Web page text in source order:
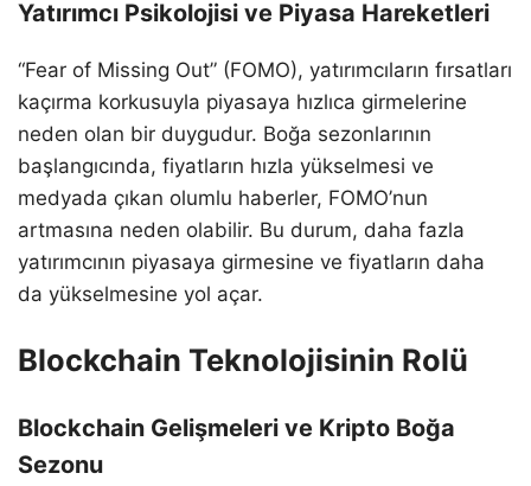
Yatırımcı Psikolojisi ve Piyasa Hareketleri
“Fear of Missing Out” (FOMO), yatırımcıların fırsatları
kaçırma korkusuyla piyasaya hızlıca girmelerine
neden olan bir duygudur. Boğa sezonlarının
başlangıcında, fiyatların hızla yükselmesi ve
medyada çıkan olumlu haberler, FOMO’nun
artmasına neden olabilir. Bu durum, daha fazla
yatırımcının piyasaya girmesine ve fiyatların daha
da yükselmesine yol açar.
Blockchain Teknolojisinin Rolü
Blockchain Gelişmeleri ve Kripto Boğa
Sezonu